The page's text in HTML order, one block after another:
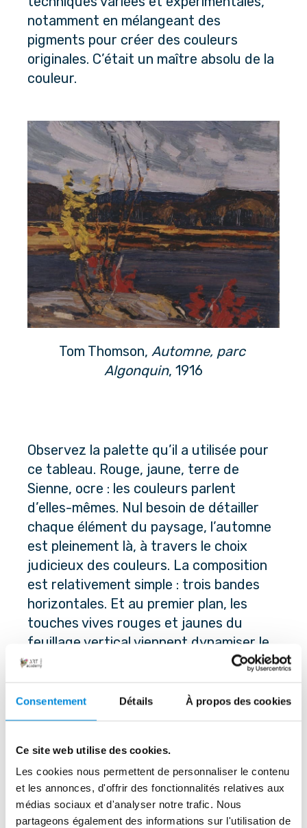
Consentement Détails À propos des cookies
Ce site web utilise des cookies.
Les cookies nous permettent de personnaliser le contenu
et les annonces, d'offrir des fonctionnalités relatives aux
médias sociaux et d'analyser notre trafic. Nous
partageons également des informations sur l'utilisation de
notamment en mélangeant des
pigments pour créer des couleurs
originales. C’était un maître absolu de la
couleur.
Tom Thomson, Automne, parc
Algonquin, 1916
Observez la palette qu’il a utilisée pour
ce tableau. Rouge, jaune, terre de
Sienne, ocre : les couleurs parlent
d’elles-mêmes. Nul besoin de détailler
chaque élément du paysage, l’automne
est pleinement là, à travers le choix
judicieux des couleurs. La composition
est relativement simple : trois bandes
horizontales. Et au premier plan, les
touches vives rouges et jaunes du
feuillage vertical viennent dynamiser le
tableau.
-> Inspirez-vous de la façon dont
Thomson utilise les couleurs pour créer
vivacité à votre tableau. Et n’hésitez
pas à texturer votre toile.